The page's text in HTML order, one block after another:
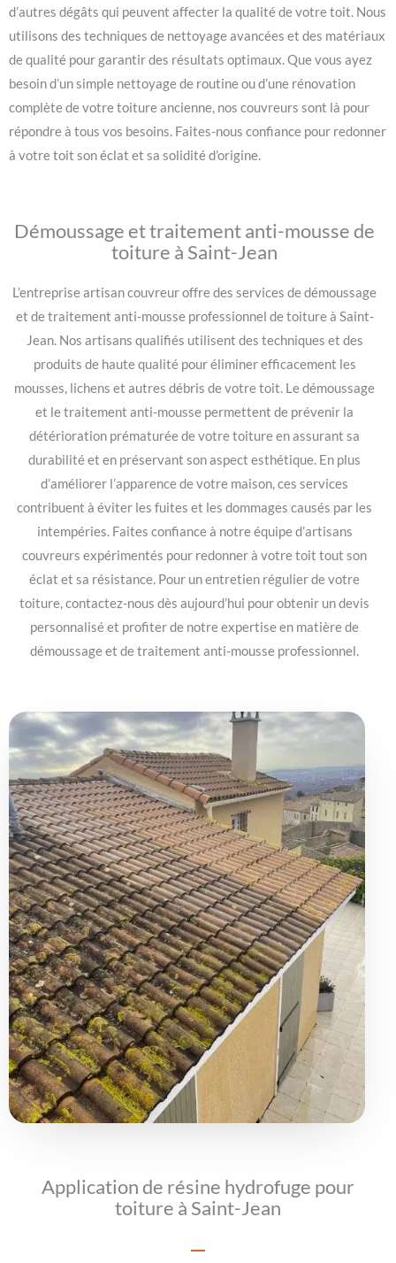
d’autres dégâts qui peuvent affecter la qualité de votre toit. Nous
utilisons des techniques de nettoyage avancées et des matériaux
de qualité pour garantir des résultats optimaux. Que vous ayez
besoin d’un simple nettoyage de routine ou d’une rénovation
complète de votre toiture ancienne, nos couvreurs sont là pour
répondre à tous vos besoins. Faites-nous confiance pour redonner
à votre toit son éclat et sa solidité d’origine.
Démoussage et traitement anti-mousse de
toiture à Saint-Jean
L’entreprise artisan couvreur offre des services de démoussage
et de traitement anti-mousse professionnel de toiture à Saint-
Jean. Nos artisans qualifiés utilisent des techniques et des
produits de haute qualité pour éliminer efficacement les
mousses, lichens et autres débris de votre toit. Le démoussage
et le traitement anti-mousse permettent de prévenir la
détérioration prématurée de votre toiture en assurant sa
durabilité et en préservant son aspect esthétique. En plus
d’améliorer l’apparence de votre maison, ces services
contribuent à éviter les fuites et les dommages causés par les
intempéries. Faites confiance à notre équipe d’artisans
couvreurs expérimentés pour redonner à votre toit tout son
éclat et sa résistance. Pour un entretien régulier de votre
toiture, contactez-nous dès aujourd’hui pour obtenir un devis
personnalisé et profiter de notre expertise en matière de
démoussage et de traitement anti-mousse professionnel.
Application de résine hydrofuge pour
toiture à Saint-Jean